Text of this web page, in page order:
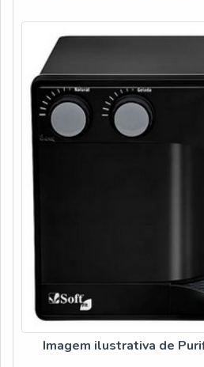
Imagem ilustrativa de